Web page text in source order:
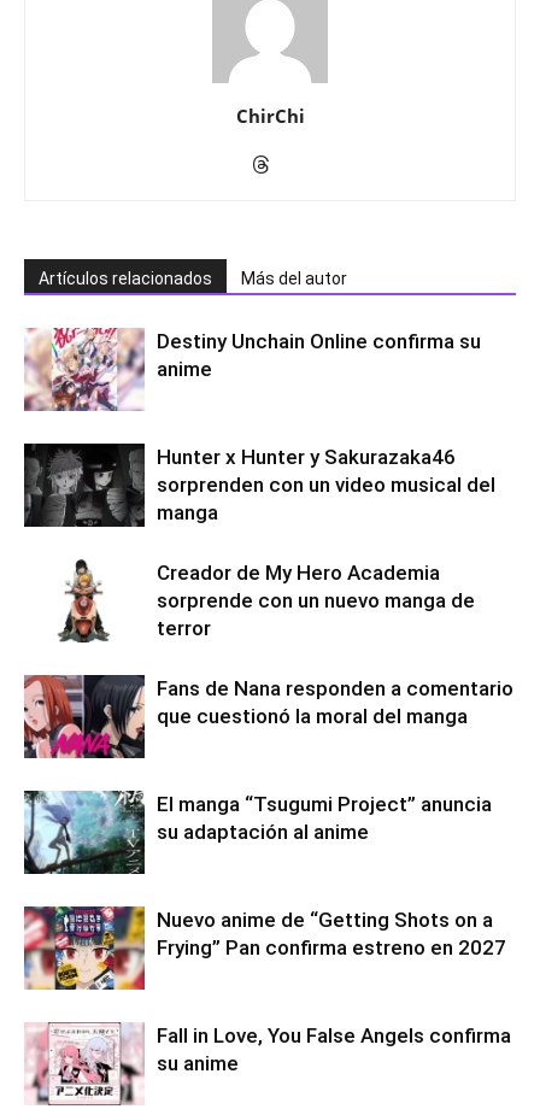
ChirChi
Artículos relacionados Más del autor
Destiny Unchain Online confirma su
anime
Hunter x Hunter y Sakurazaka46
sorprenden con un video musical del
manga
Creador de My Hero Academia
sorprende con un nuevo manga de
terror
Fans de Nana responden a comentario
que cuestionó la moral del manga
El manga “Tsugumi Project” anuncia
su adaptación al anime
Nuevo anime de “Getting Shots on a
Frying” Pan confirma estreno en 2027
Fall in Love, You False Angels confirma
su anime